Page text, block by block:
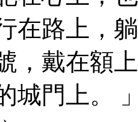
在路上，
，戴在額
城門上。